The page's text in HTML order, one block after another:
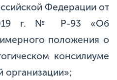
Федерации от
г. № Р-93 «Об
положения о
консилиуме
организации»;